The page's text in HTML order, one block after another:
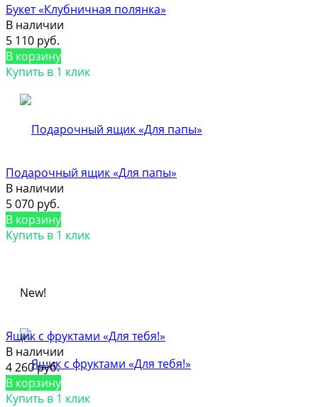
Букет «Клубничная полянка»
В наличии
5 110 руб.
В корзину
Купить в 1 клик
Подарочный ящик «Для папы»
В наличии
5 070 руб.
В корзину
Купить в 1 клик
New!
Ящик с фруктами «Для тебя!»
В наличии
4 260 руб.
В корзину
Купить в 1 клик